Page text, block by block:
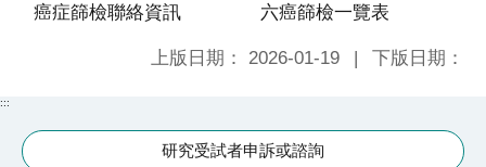
癌症篩檢聯絡資訊 六癌篩檢一覽表
上版日期： 2026-01-19 下版日期：
:::
研究受試者申訴或諮詢